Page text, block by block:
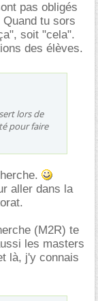
pas obligés
tu sors
soit "cela".
des élèves.
lors de
pour faire
aller dans la
(M2R) te
les masters
là, j'y connais